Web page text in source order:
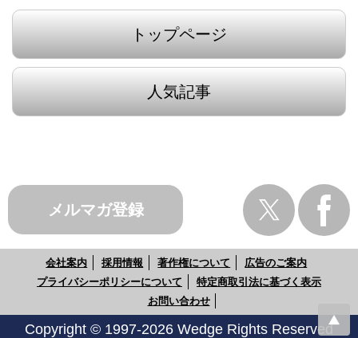
トップページ
人気記事
メルマガ登録
会社案内 採用情報 著作権について
広告のご案内
プライバシーポリシーについて
特定商取引法に基づく表示
お問い合わせ
Copyright © 1997-2026 Wedge Rights Reserved